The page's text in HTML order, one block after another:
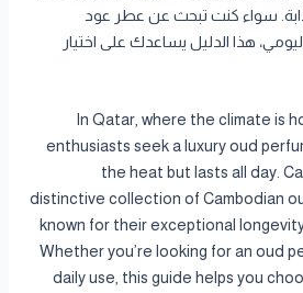
سواء كنت تبحث عن عطر عود
هذا الدليل يساعدك على اختيار
In Qatar, where the climate is
enthusiasts seek a luxury oud
the heat but lasts all day.
distinctive collection of Cambodian
known for their exceptional
Whether you’re looking for an oud
daily use, this guide helps you